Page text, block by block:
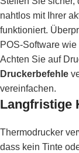
nahtlos mit Ihrer
funktioniert.
POS-Software
Achten Sie auf
Druckerbefehle
vereinfachen.
Langfristige
Thermodrucker
dass kein Tinte